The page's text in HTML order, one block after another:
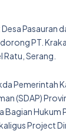
Pasauran
PT.
Serang.
Pemerintah
(SDAP)
Bagian
Project